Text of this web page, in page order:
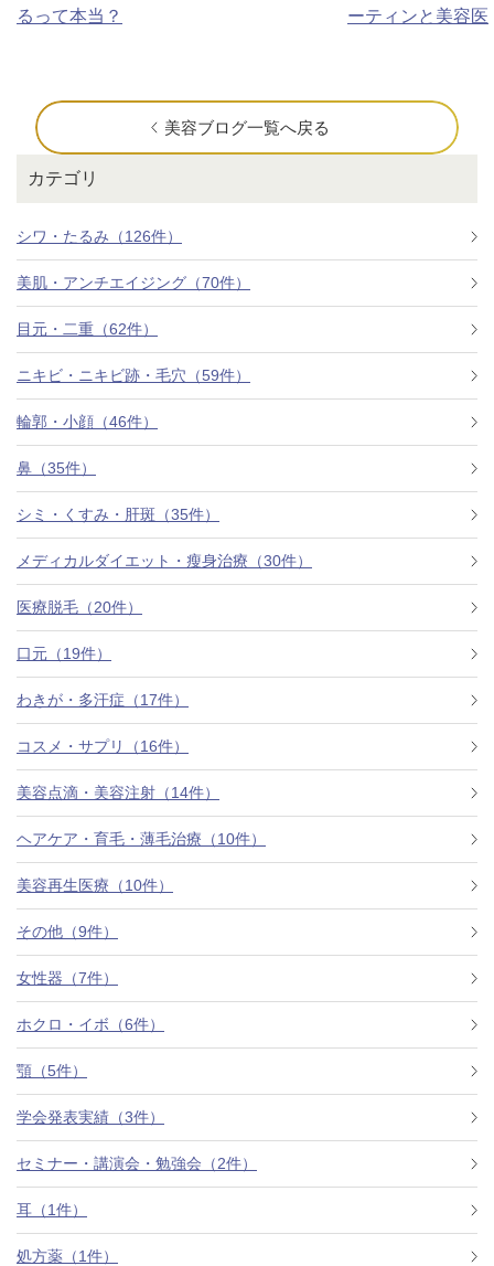
カテゴリ
シワ・たるみ（126件）
美肌・アンチエイジング（70件）
目元・二重（62件）
ニキビ・ニキビ跡・毛穴（59件）
輪郭・小顔（46件）
鼻（35件）
シミ・くすみ・肝斑（35件）
メディカルダイエット・瘦身治療（30件）
医療脱毛（20件）
口元（19件）
わきが・多汗症（17件）
コスメ・サプリ（16件）
美容点滴・美容注射（14件）
ヘアケア・育毛・薄毛治療（10件）
美容再生医療（10件）
その他（9件）
女性器（7件）
ホクロ・イボ（6件）
顎（5件）
学会発表実績（3件）
セミナー・講演会・勉強会（2件）
耳（1件）
処方薬（1件）
るって本当？
ーティンと美容医
美容ブログ一覧へ戻る